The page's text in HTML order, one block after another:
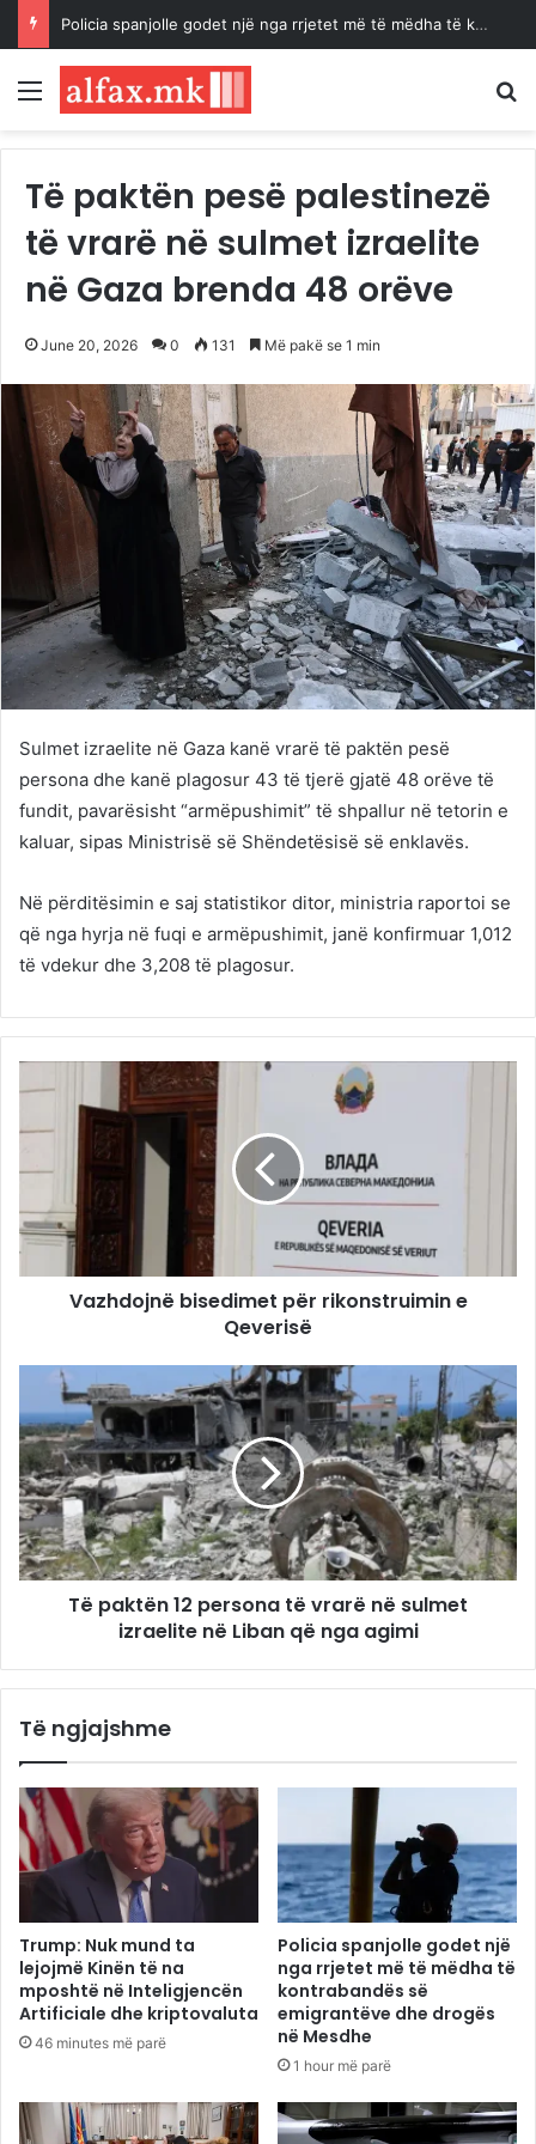
Policia spanjolle godet një nga rrjetet më të mëdha të kontrabandës së emigrantëve dhe drogës në Mesdhe
Menu
Të paktën pesë palestinezë
të vrarë në sulmet izraelite
në Gaza brenda 48 orëve
June 20, 2026 0 131 Më pakë se 1 min
Sulmet izraelite në Gaza kanë vrarë të paktën pesë
persona dhe kanë plagosur 43 të tjerë gjatë 48 orëve të
fundit, pavarësisht “armëpushimit” të shpallur në tetorin e
kaluar, sipas Ministrisë së Shëndetësisë së enklavës.
Në përditësimin e saj statistikor ditor, ministria raportoi se
që nga hyrja në fuqi e armëpushimit, janë konfirmuar 1,012
të vdekur dhe 3,208 të plagosur.
Vazhdojnë bisedimet për rikonstruimin e
Qeverisë
Të paktën 12 persona të vrarë në sulmet
izraelite në Liban që nga agimi
Të ngjajshme
Trump: Nuk mund ta
lejojmë Kinën të na
mposhtë në Inteligjencën
Artificiale dhe kriptovaluta
46 minutes më parë
Policia spanjolle godet një
nga rrjetet më të mëdha të
kontrabandës së
emigrantëve dhe drogës
në Mesdhe
1 hour më parë